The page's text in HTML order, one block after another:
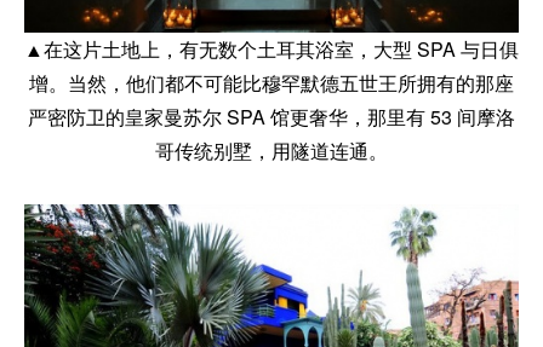
▲在这片土地上，有无数个土耳其浴室，大型 SPA 与日俱
增。当然，他们都不可能比穆罕默德五世王所拥有的那座
严密防卫的皇家曼苏尔 SPA 馆更奢华，那里有 53 间摩洛
哥传统别墅，用隧道连通。